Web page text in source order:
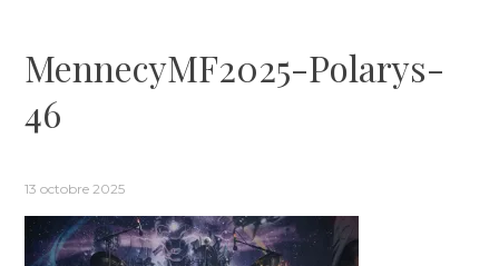
MennecyMF2025-Polarys-
46
13 octobre 2025